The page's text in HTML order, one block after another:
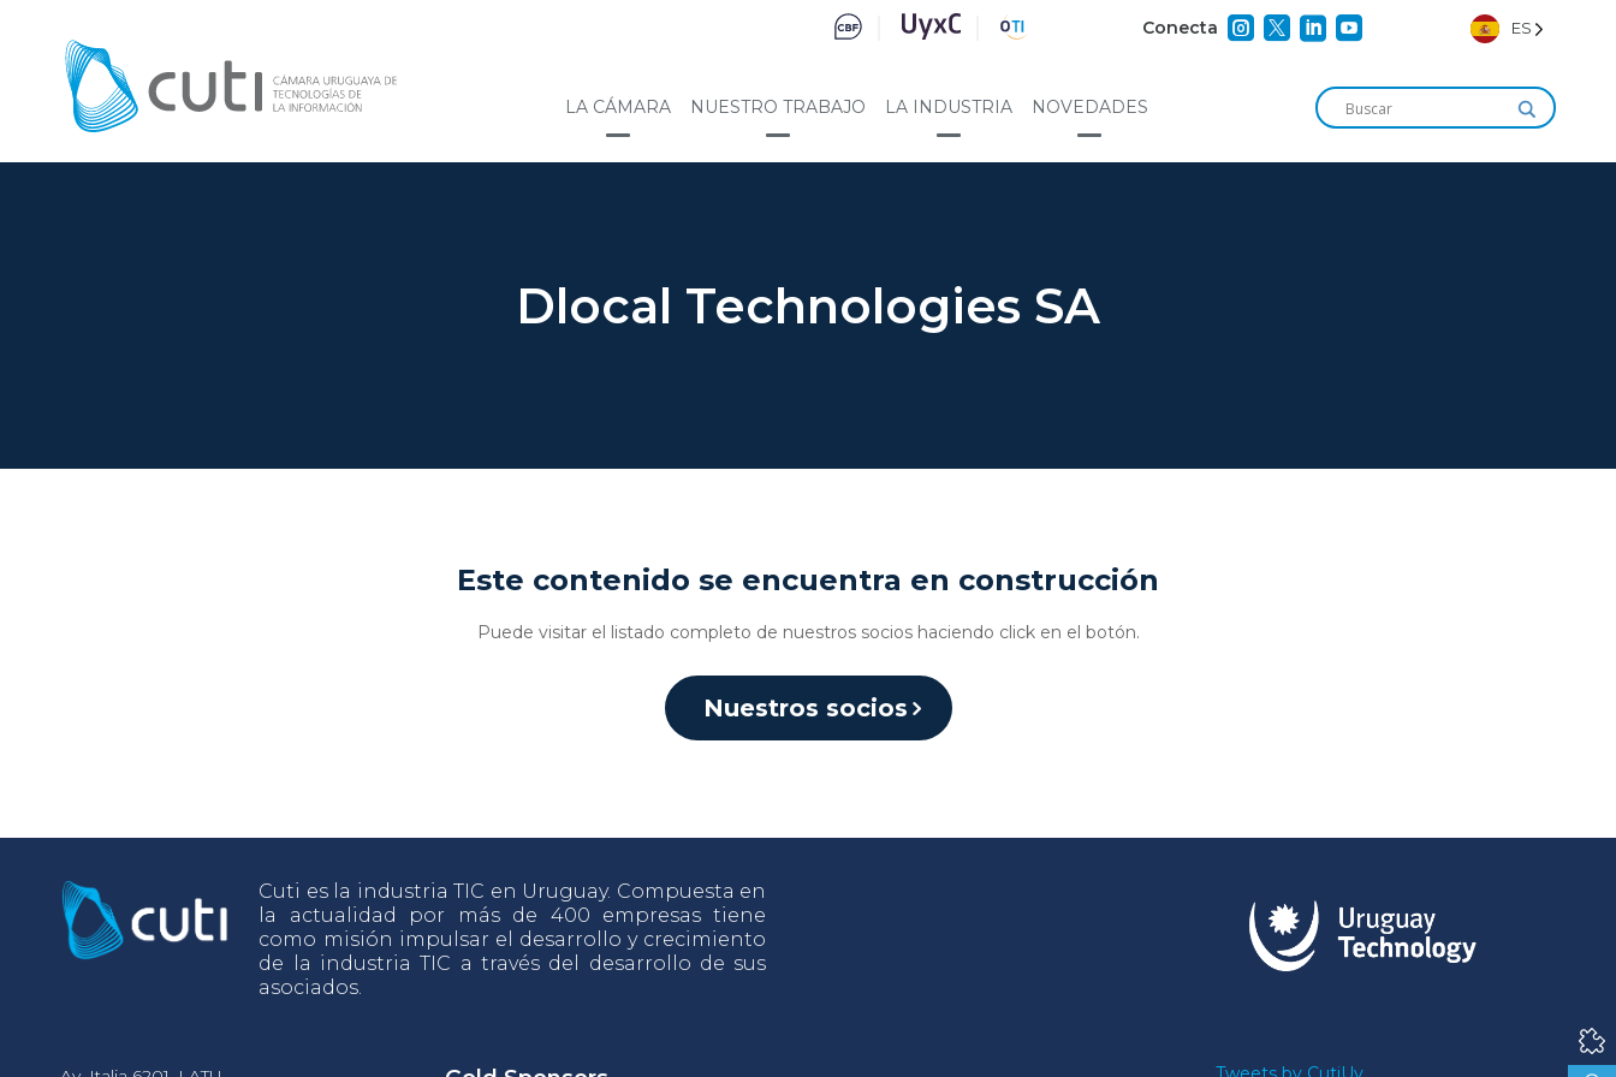
Conecta     ES
LA CÁMARA NUESTRO TRABAJO LA INDUSTRIA NOVEDADES
Dlocal Technologies SA
Este contenido se encuentra en construcción
Puede visitar el listado completo de nuestros socios haciendo click en el botón.
Nuestros socios
Cuti es la industria TIC en Uruguay. Compuesta en
la actualidad por más de 400 empresas tiene
como misión impulsar el desarrollo y crecimiento
de la industria TIC a través del desarrollo de sus
asociados.